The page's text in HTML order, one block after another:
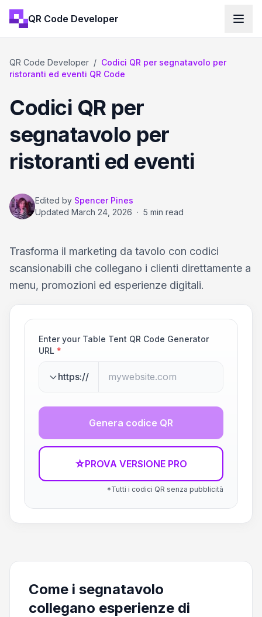
QR Code Developer
QR Code Developer / Codici QR per segnatavolo per
ristoranti ed eventi QR Code
Codici QR per
segnatavolo per
ristoranti ed eventi
Edited by Spencer Pines
Updated March 24, 2026 · 5 min read
Trasforma il marketing da tavolo con codici
scansionabili che collegano i clienti direttamente a
menu, promozioni ed esperienze digitali.
Enter your Table Tent QR Code Generator
URL *
https://
Genera codice QR
☆PROVA VERSIONE PRO
*Tutti i codici QR senza pubblicità
Come i segnatavolo
collegano esperienze di